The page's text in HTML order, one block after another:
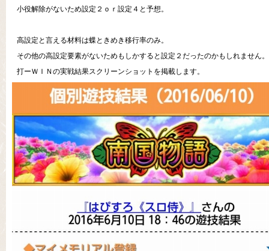
小役解除がないため設定２ｏｒ設定４と予想。
高設定と言える材料は蝶ときめき移行率のみ。
その他の高設定要素がないためもしかすると設定２だったのかもしれません。
打ーＷＩＮの実戦結果スクリーンショットを掲載します。